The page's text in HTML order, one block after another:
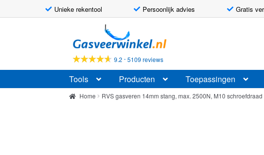
Unieke rekentool Persoonlijk advies Gratis
door
naar
navigatie
naar
de
inhoud
9.2 -5109 reviews
Tools Producten Toepassingen
Home RVS gasveren 14mm stang, max. 2500N, M10 schroefdraad